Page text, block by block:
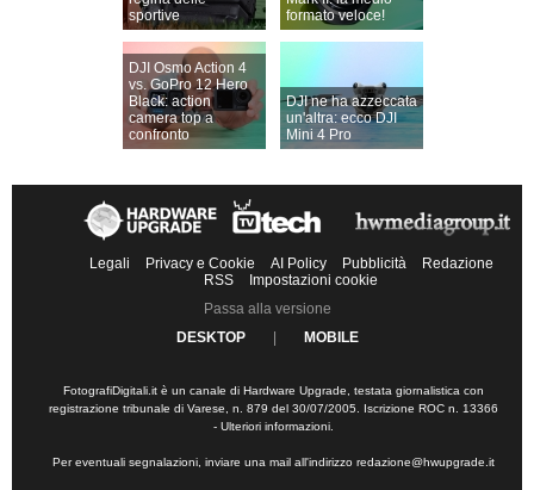
sportive
formato veloce!
DJI Osmo Action 4
vs. GoPro 12 Hero
Black: action
camera top a
confronto
DJI ne ha azzeccata
un'altra: ecco DJI
Mini 4 Pro
Legali Privacy e Cookie AI Policy Pubblicità
Redazione
RSS
Impostazioni cookie
Passa alla versione
DESKTOP
MOBILE
FotografiDigitali.it è un canale di Hardware Upgrade, testata giornalistica con
registrazione tribunale di Varese, n. 879 del 30/07/2005. Iscrizione ROC n. 13366
- Ulteriori informazioni.
Per eventuali segnalazioni, inviare una mail all'indirizzo redazione@hwupgrade.it